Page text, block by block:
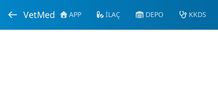
VetMed APP İLAÇ DEPO KKDS